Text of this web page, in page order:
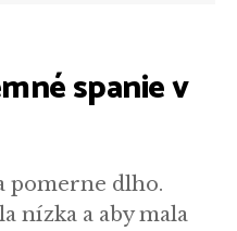
spanie v
pomerne dlho.
nízka a aby mala